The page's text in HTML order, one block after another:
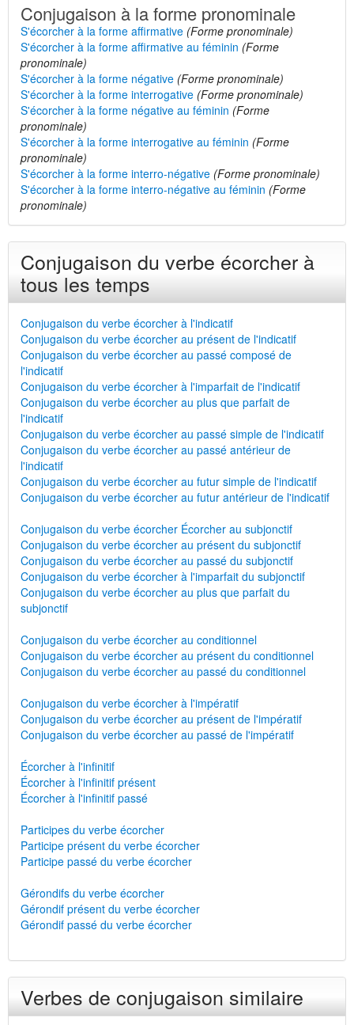
Conjugaison à la forme pronominale
S'écorcher à la forme affirmative (Forme pronominale)
S'écorcher à la forme affirmative au féminin (Forme
pronominale)
S'écorcher à la forme négative (Forme pronominale)
S'écorcher à la forme interrogative (Forme pronominale)
S'écorcher à la forme négative au féminin (Forme
pronominale)
S'écorcher à la forme interrogative au féminin (Forme
pronominale)
S'écorcher à la forme interro-négative (Forme pronominale)
S'écorcher à la forme interro-négative au féminin (Forme
pronominale)
Conjugaison du verbe écorcher à
tous les temps
Conjugaison du verbe écorcher à l'indicatif
Conjugaison du verbe écorcher au présent de l'indicatif
Conjugaison du verbe écorcher au passé composé de
l'indicatif
Conjugaison du verbe écorcher à l'imparfait de l'indicatif
Conjugaison du verbe écorcher au plus que parfait de
l'indicatif
Conjugaison du verbe écorcher au passé simple de l'indicatif
Conjugaison du verbe écorcher au passé antérieur de
l'indicatif
Conjugaison du verbe écorcher au futur simple de l'indicatif
Conjugaison du verbe écorcher au futur antérieur de l'indicatif
Conjugaison du verbe écorcher Écorcher au subjonctif
Conjugaison du verbe écorcher au présent du subjonctif
Conjugaison du verbe écorcher au passé du subjonctif
Conjugaison du verbe écorcher à l'imparfait du subjonctif
Conjugaison du verbe écorcher au plus que parfait du
subjonctif
Conjugaison du verbe écorcher au conditionnel
Conjugaison du verbe écorcher au présent du conditionnel
Conjugaison du verbe écorcher au passé du conditionnel
Conjugaison du verbe écorcher à l'impératif
Conjugaison du verbe écorcher au présent de l'impératif
Conjugaison du verbe écorcher au passé de l'impératif
Écorcher à l'infinitif
Écorcher à l'infinitif présent
Écorcher à l'infinitif passé
Participes du verbe écorcher
Participe présent du verbe écorcher
Participe passé du verbe écorcher
Gérondifs du verbe écorcher
Gérondif présent du verbe écorcher
Gérondif passé du verbe écorcher
Verbes de conjugaison similaire